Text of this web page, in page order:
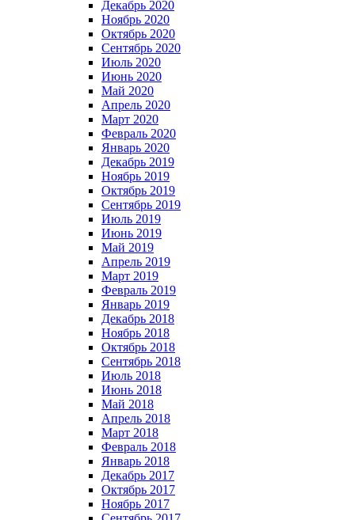
Декабрь 2020
Ноябрь 2020
Октябрь 2020
Сентябрь 2020
Июль 2020
Июнь 2020
Май 2020
Апрель 2020
Март 2020
Февраль 2020
Январь 2020
Декабрь 2019
Ноябрь 2019
Октябрь 2019
Сентябрь 2019
Июль 2019
Июнь 2019
Май 2019
Апрель 2019
Март 2019
Февраль 2019
Январь 2019
Декабрь 2018
Ноябрь 2018
Октябрь 2018
Сентябрь 2018
Июль 2018
Июнь 2018
Май 2018
Апрель 2018
Март 2018
Февраль 2018
Январь 2018
Декабрь 2017
Октябрь 2017
Ноябрь 2017